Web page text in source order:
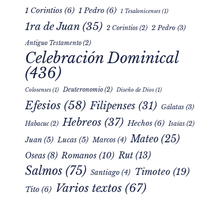
1 Corintios (6) 1 Pedro (6) 1 Tesalonicenses (1)
1ra de Juan (35) 2 Corintios (2) 2 Pedro (3)
Antiguo Testamento (2)
Celebración Dominical
(436)
Colosenses (1) Deuteronomio (2) Diseño de Dios (1)
Efesios (58) Filipenses (31) Gálatas (3)
Habacuc (2) Hebreos (37) Hechos (6) Isaías (2)
Juan (5) Lucas (5) Marcos (4) Mateo (25)
Oseas (8) Romanos (10) Rut(13)
Salmos (75) Santiago (4) Timoteo (19)
Tito (6) Varios textos (67)